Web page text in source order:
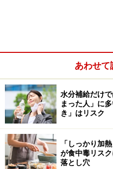
コンビニで売られている小
で20～30kcal。油に溶ける
あわせて
水分補給だけ
まった人」に
き」はリスク
「しっかり加
が食中毒リス
落とし穴